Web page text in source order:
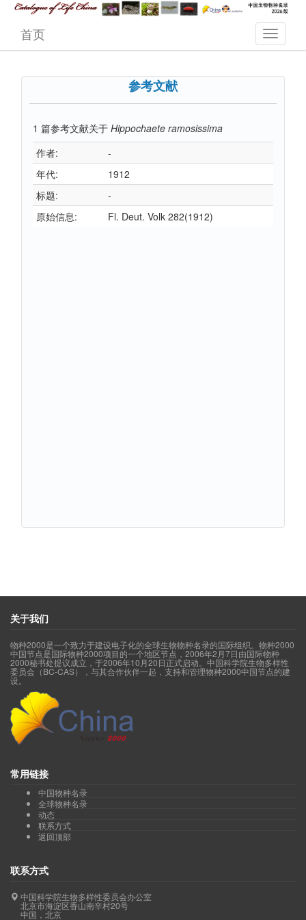
首页
参考文献
1 篇参考文献关于 Hippochaete ramosissima
作者:
-
年代:
1912
标题:
-
原始信息:
Fl. Deut. Volk 282(1912)
关于我们
物种2000是一个致力于建设电子化的全球生物物种名录的国际组织。物种2000
中国节点是国际物种2000项目的一个地区节点，2006年2月7日由国际物种
2000秘书处提议成立，于2006年10月20日正式启动。中国科学院生物多样性
委员会（BC-CAS），与其合作伙伴一起，支持和管理物种2000中国节点的建
设。
常用链接
中国物种名录
全球物种名录
动态
联系方式
返回顶部
联系方式
中国科学院生物多样性委员会办公室
北京市海淀区香山南辛村20号
中国，北京